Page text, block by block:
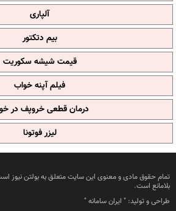
آلپاری
بیم دتکتور
قیمت شیشه سکوریت
فیلم آپنه خواب
درمان قطعی خروپف در
لیزر فوتونا
تمام حقوق مادی و معنوی این سایت متعلق به بولتن نیوز
بلامانع است.
طراحی و تولید: " ایران سامانه"